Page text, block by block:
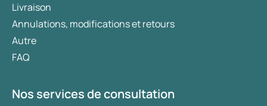
Livraison
Annulations, modifications et retours
Autre
FAQ
Nos services de consultation